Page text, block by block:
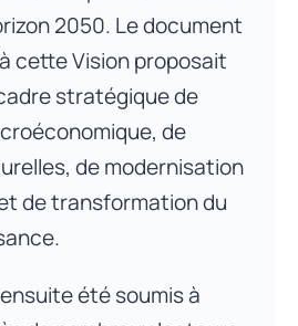
2050. Le document
cette Vision proposait
stratégique de
de
de modernisation
de transformation du
été soumis à